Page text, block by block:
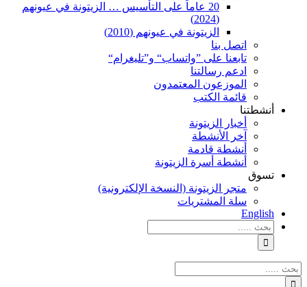
20 عاماً على التأسيس … الزيتونة في عيونهم
(2024)
الزيتونة في عيونهم (2010)
اتصل بنا
تابعنا على ”واتساب“ و”تليغرام“
ادعم رسالتنا
الموزعون المعتمدون
قائمة الكتب
أنشطتنا
أخبار الزيتونة
آخر الأنشطة
أنشطة قادمة
أنشطة أسرة الزيتونة
تسوق
متجر الزيتونة (النسخة الإلكترونية)
سلة المشتريات
English
نتائج
البحث
بالنسبة
الي
:
نتائج
البحث